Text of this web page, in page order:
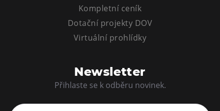
Kompletní ceník
Dotační projekty DOV
Virtuální prohlídky
Newsletter
Přihlaste se k odběru novinek.